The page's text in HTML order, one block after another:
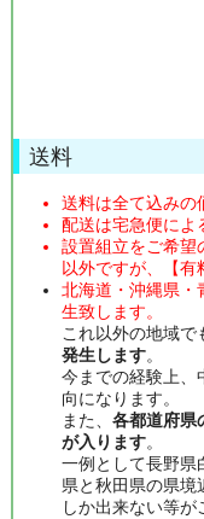
送料
送料は全て込みの
配送は宅急便によ
設置組立をご希望
以外ですが、【有
北海道・沖縄県・
生致します。
これ以外の地域で
発生します。
今までの経験上、
向になります。
また、 各都道府県
が入ります。
一例として長野県
県と秋田県の県境
しか出来ない等が